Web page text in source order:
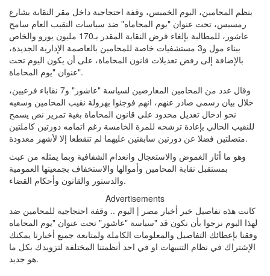
ينظم المحامين، اليوم الخميس، وقفة احتجاجية داخل مقر النقابة بشارع
رمسيس، تحت عنوان "يوم المحاماه" ضد سياسات النقيب العام سامح
عاشور، للمطالبة بإلغاء قرض النقابة المقدر بـ170 مليون يورو والخاص
ببناء مول و3 مستشفيات خاصة للمحامين بالعاصمة الإدارية الجديدة،
بالإضافة إلى رفض تعديلات قانون المحاماة، على أن يكون اليوم تحت
عنوان "يوم المحاماة".
وقال عدد من المحامين المعارضين لسياسة "عاشور" و7 نقاباء فرعيين،
خلال بيان رسمي صادر عنهم، انهم فوجئوا بهرولة نقيب المحامين وسعيه
نحو ادخال تعديل محدود على قانون المحاماة بغية تمرير نص يسمح
للنقيب الحالي بإعادة ترشحه للمرة الخامسة رغم اتمامه دورتين كاملتين
متصلتين فضلا عن دورتين سابقتين عليهما لم تنقطعا إلا لأشهر معدودة.
وهو ما أثار الغموض والاستعجال وانعدام الشفافية وبما يمثله من عبث
بمستقبل نقابة المحامين وأموالها والاستخفاف بجمعيتها العمومية
والدستور والقانون وأحكام القضاء.
Advertisements
كانت هذه تفاصيل خبر أخبار مصر | اليوم .. وقفة احتجاجية للمحامين ضد
سياسة "عاشور" تحت عنوان "يوم المحاماه"‎ لهذا اليوم نرجوا بأن نكون قد
وفقنا بإعطائك التفاصيل والمعلومات الكاملة ولمتابعة جميع أخبارنا يمكنك
الإشتراك في نظام التنبيهات او في احد أنظمتنا المختلفة لتزويدك بكل ما
هو جديد.